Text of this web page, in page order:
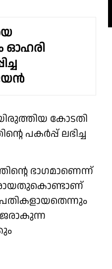
ഓഹരി
കോടതി
പകർപ്പ് ലഭിച്ച
ഭാഗമാണെന്ന്